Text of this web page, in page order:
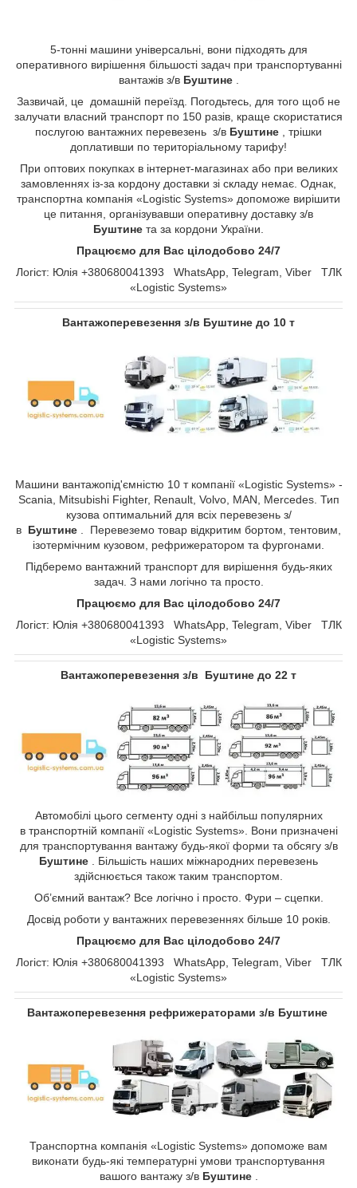
5-тонні машини універсальні, вони підходять для
оперативного вирішення більшості задач при транспортуванні
вантажів з/в Буштине .
Зазвичай, це домашній переїзд. Погодьтесь, для того щоб не
залучати власний транспорт по 150 разів, краще скористатися
послугою вантажних перевезень з/в Буштине , трішки
доплативши по територіальному тарифу!
При оптових покупках в інтернет-магазинах або при великих
замовленнях із-за кордону доставки зі складу немає. Однак,
транспортна компанія «Logistic Systems» допоможе вирішити
це питання, організувавши оперативну доставку з/в
Буштине та за кордони України.
Працюємо для Вас цілодобово 24/7
Логіст: Юлія +380680041393 WhatsApp, Telegram, Viber ТЛК
«Logistic Systems»
Вантажоперевезення з/в Буштине до 10 т
Машини вантажопід'ємністю 10 т компанії «Logistic Systems» -
Scania, Mitsubishi Fighter, Renault, Volvo, MAN, Mercedes. Тип
кузова оптимальний для всіх перевезень з/
в Буштине
. Перевеземо товар відкритим бортом, тентовим,
ізотермічним кузовом, рефрижератором та фургонами.
Підберемо вантажний транспорт для вирішення будь-яких
задач. З нами логічно та просто.
Працюємо для Вас цілодобово 24/7
Логіст: Юлія +380680041393 WhatsApp, Telegram, Viber ТЛК
«Logistic Systems»
Вантажоперевезення з/в Буштине до 22 т
Автомобілі цього сегменту одні з найбільш популярних
в транспортній компанії «Logistic Systems». Вони призначені
для транспортування вантажу будь-якої форми та обсягу з/в
Буштине
. Більшість наших міжнародних перевезень
здійснюється також таким транспортом.
Об’ємний вантаж? Все логічно і просто. Фури – сцепки.
Досвід роботи у вантажних перевезеннях більше 10 років.
Працюємо для Вас цілодобово 24/7
Логіст: Юлія +380680041393 WhatsApp, Telegram, Viber ТЛК
«Logistic Systems»
Вантажоперевезення рефрижераторами з/в Буштине
Транспортна компанія «Logistic Systems» допоможе вам
виконати будь-які температурні умови транспортування
вашого вантажу з/в Буштине